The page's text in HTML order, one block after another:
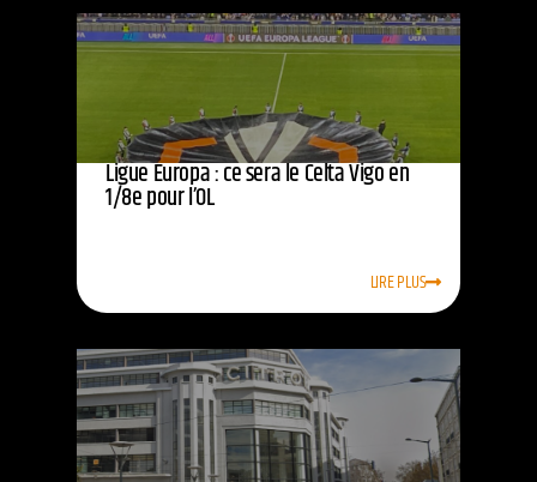
Ligue Europa : ce sera le Celta Vigo en
1/8e pour l’OL
LIRE PLUS